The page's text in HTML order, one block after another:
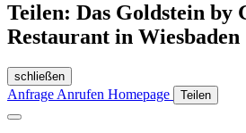
Teilen: Das Goldstein by
Restaurant in Wiesbaden
schließen
Anfrage Anrufen Homepage Teilen